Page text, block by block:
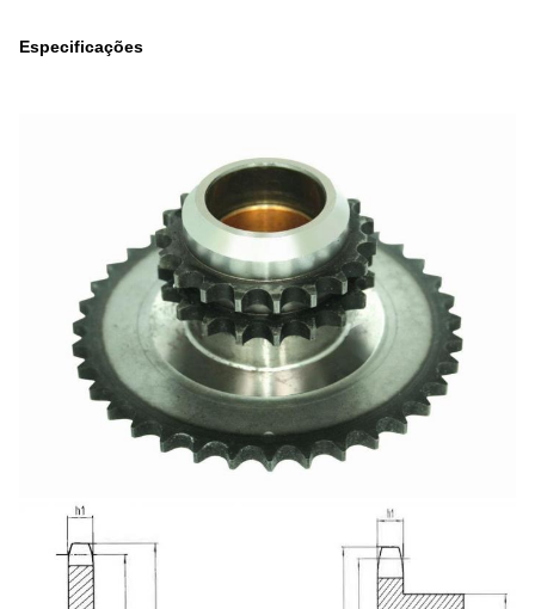
Especificações